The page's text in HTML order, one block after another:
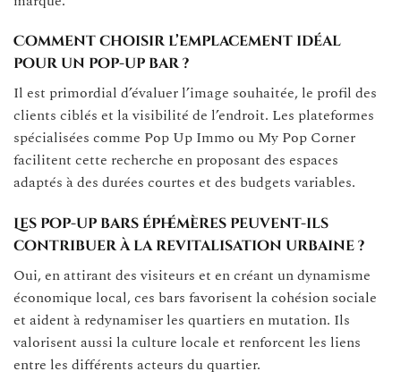
Comment choisir l’emplacement idéal
pour un pop-up bar ?
Il est primordial d’évaluer l’image souhaitée, le profil des
clients ciblés et la visibilité de l’endroit. Les plateformes
spécialisées comme Pop Up Immo ou My Pop Corner
facilitent cette recherche en proposant des espaces
adaptés à des durées courtes et des budgets variables.
Les pop-up bars éphémères peuvent-ils
contribuer à la revitalisation urbaine ?
Oui, en attirant des visiteurs et en créant un dynamisme
économique local, ces bars favorisent la cohésion sociale
et aident à redynamiser les quartiers en mutation. Ils
valorisent aussi la culture locale et renforcent les liens
entre les différents acteurs du quartier.